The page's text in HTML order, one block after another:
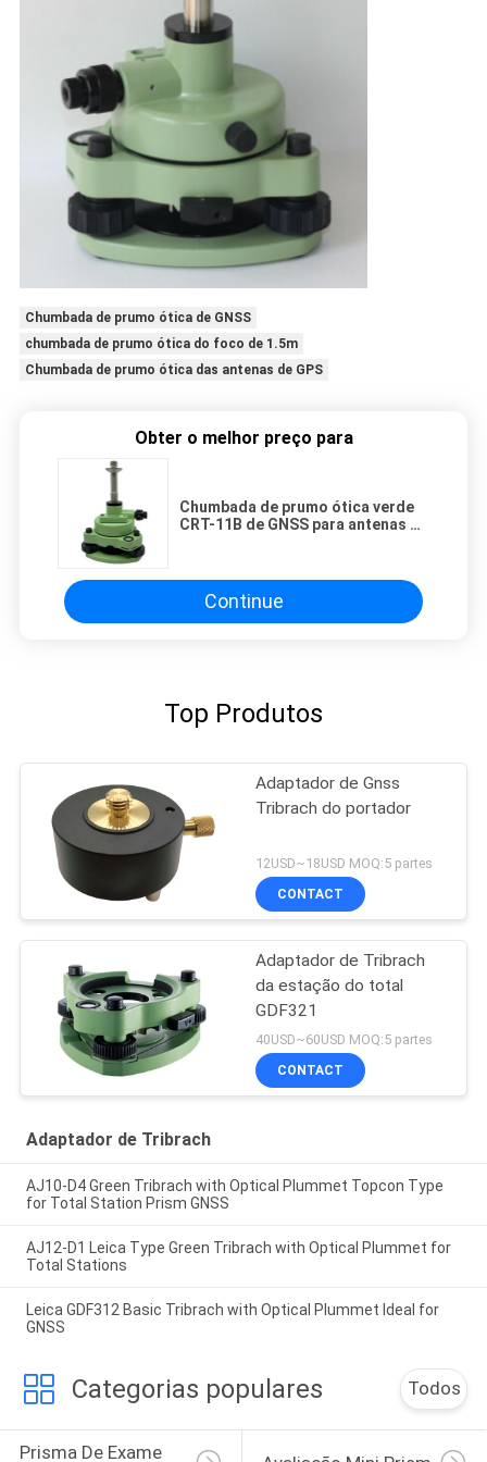
Chumbada de prumo ótica de GNSS
chumbada de prumo ótica do foco de 1.5m
Chumbada de prumo ótica das antenas de GPS
Obter o melhor preço para
Chumbada de prumo ótica verde
CRT-11B de GNSS para antenas de
Continue
Top Produtos
Adaptador de Gnss
Tribrach do portador
12USD~18USD MOQ:5 partes
CONTACT
Adaptador de Tribrach
da estação do total
GDF321
40USD~60USD MOQ:5 partes
CONTACT
Adaptador de Tribrach
AJ10-D4 Green Tribrach with Optical Plummet Topcon Type
for Total Station Prism GNSS
AJ12-D1 Leica Type Green Tribrach with Optical Plummet for
Total Stations
Leica GDF312 Basic Tribrach with Optical Plummet Ideal for
GNSS
Categorias populares Todos
Prisma De Exame